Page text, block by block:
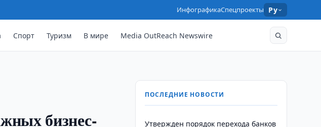
ИнфографикаСпецпроекты Ру
Спорт Туризм В мире Media OutReach Newswire
бизнес-
ПОСЛЕДНИЕ НОВОСТИ
Утвержден порядок перехода банков